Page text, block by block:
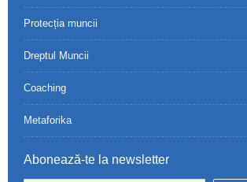
Protecția muncii
Dreptul Muncii
Coaching
Metaforika
Abonează-te la newsletter